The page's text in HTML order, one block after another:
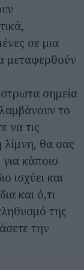
σε μια
μεταφερθούν
σημεία
το
να τις
λίμνη, θα σας
κάποιο
ισχύει και
και ό,τι
της
την